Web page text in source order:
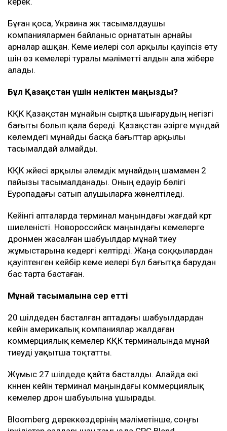
Новороссийск маңындағы терминалға бет алған
Ресейге тиесілі емес танкерлерге шабуыл жасамауға
міндеттеме алған.
Алайда бірнеше шарт бар. Кемелер Ресей мұнайын
Украина санкциясына ілікпеуі және Ресей
керек.
Бұған қоса, Украина жүк тасымалдаушы
компаниялармен байланыс орнататын арнайы
үшін өз кемелері туралы мәліметті алдын ала жібере
алады.
КҚК Қазақстан мұнайын сыртқа шығарудың негізгі
бағыты болып қала береді. Қазақстан әзірге мұндай
көлемдегі мұнайды басқа бағыттар арқылы
тасымалдай алмайды.
пайызы тасымалданады. Оның едәуір бөлігі
Кейінгі апталарда терминал маңындағы жағдай күрт
шиеленісті. Новороссийск маңындағы кемелерге
дронмен жасалған шабуылдар мұнай тиеу
қауіптенген кейбір кеме иелері бұл бағытқа барудан
бас тарта бастаған.